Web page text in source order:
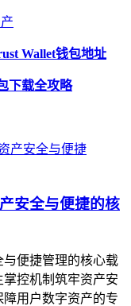
Wallet钱包地址
下载全攻略
安全与便捷的核
与便捷管理的核心载
控机制筑牢资产安
用户数字资产的专